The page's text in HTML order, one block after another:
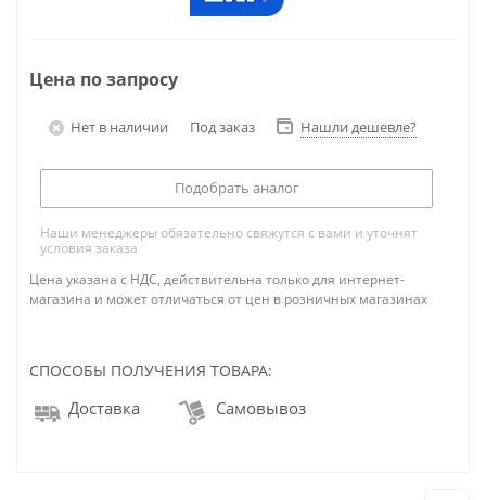
Цена по запросу
Нет в наличии Под заказ Нашли дешевле?
Подобрать аналог
Наши менеджеры обязательно свяжутся с вами и уточнят
условия заказа
Цена указана с НДС, действительна только для интернет-
магазина и может отличаться от цен в розничных магазинах
СПОСОБЫ ПОЛУЧЕНИЯ ТОВАРА:
Доставка Самовывоз